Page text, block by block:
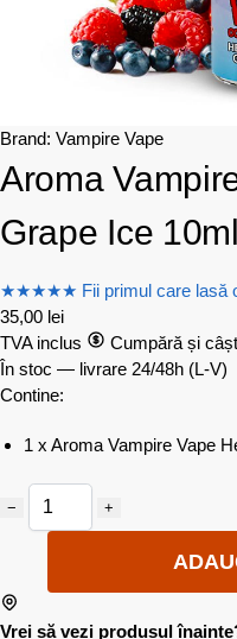
Brand: Vampire Vape
Aroma
Grape Ice 10ml
★★★★★ Fii primul care lasă
35,00 lei
TVA inclus
Cumpără și
În stoc — livrare 24/48h (L-V)
Contine:
1 x Aroma Vampire Vape
− +
Vrei să vezi produsul